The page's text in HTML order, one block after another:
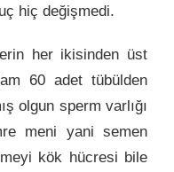
hiç değişmedi.
her ikisinden üst
60 adet tübülden
olgun sperm varlığı
meni yani semen
kök hücresi bile